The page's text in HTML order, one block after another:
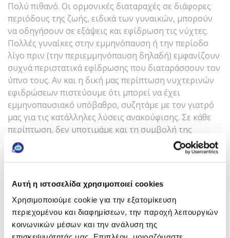
Αυτή η ιστοσελίδα χρησιμοποιεί cookies
Χρησιμοποιούμε cookie για την εξατομίκευση
περιεχομένου και διαφημίσεων, την παροχή λειτουργιών
κοινωνικών μέσων και την ανάλυση της
Πολύ πιθανό. Οι ορμονικές διαταραχές σε διάφορες
περιόδους της ζωής, ειδικά των γυναικών, μπορούν
να οδηγήσουν σε εξάψεις και εφίδρωση τις νύχτες.
Πολλές γυναίκες στην εμμηνόπαυση ή την περίοδο
λίγο πριν (την περιεμμηνόπαυση δηλαδή) εμφανίζουν
συχνά περιστατικά εφίδρωσης που διαταράσσουν τον
ύπνο τους. Αν και η δική μας περίπτωση νυχτερινών
εφιδρώσεων πιστεύουμε ότι μπορεί να έχει
εμμηνοπαυσιακό υπόβαθρο, συζητάμε με τον γιατρό
μας για τις κατάλληλες λύσεις ανακούφισης. Σε κάθε
περίπτωση, δεν υποτιμάμε και τη συμβολή της
καλλυντικής φροντίδας που μπορεί να δροσίσει
αποτελεσματικά την επιδερμίδα μας. Απλώνοντας στο
ενυδάτωσης
Moisturizing
προσφέρουμε στο
δέρμα μας μία μοναδική αίσθηση δροσιάς.
Διερευνούμε, παρέα με τον γιατρό μας, αν η δική μας